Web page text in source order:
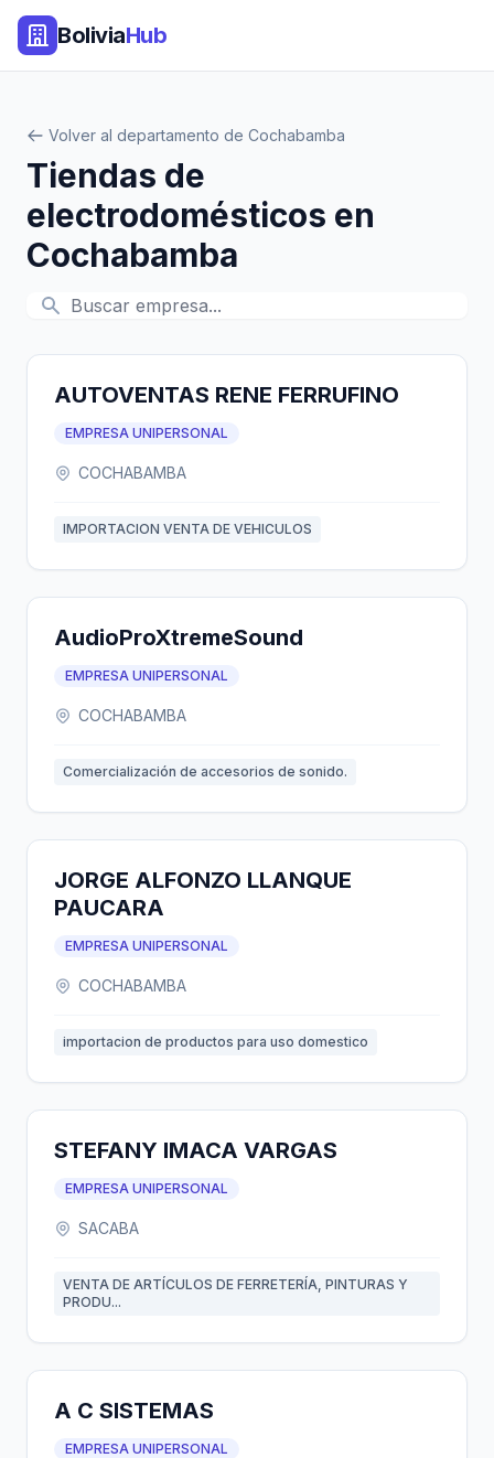
BoliviaHub
Volver al departamento de Cochabamba
Tiendas de
electrodomésticos en
Cochabamba
AUTOVENTAS RENE FERRUFINO
EMPRESA UNIPERSONAL
COCHABAMBA
IMPORTACION VENTA DE VEHICULOS
AudioProXtremeSound
EMPRESA UNIPERSONAL
COCHABAMBA
Comercialización de accesorios de sonido.
JORGE ALFONZO LLANQUE
PAUCARA
EMPRESA UNIPERSONAL
COCHABAMBA
importacion de productos para uso domestico
STEFANY IMACA VARGAS
EMPRESA UNIPERSONAL
SACABA
VENTA DE ARTÍCULOS DE FERRETERÍA, PINTURAS Y
PRODU...
A C SISTEMAS
EMPRESA UNIPERSONAL